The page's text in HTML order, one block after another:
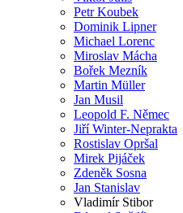
Petr Koubek
Dominik Lipner
Michael Lorenc
Miroslav Mácha
Bořek Mezník
Martin Müller
Jan Musil
Leopold F. Němec
Jiří Winter-Neprakta
Rostislav Opršal
Mirek Pijáček
Zdeněk Sosna
Jan Stanislav
Vladimír Stibor